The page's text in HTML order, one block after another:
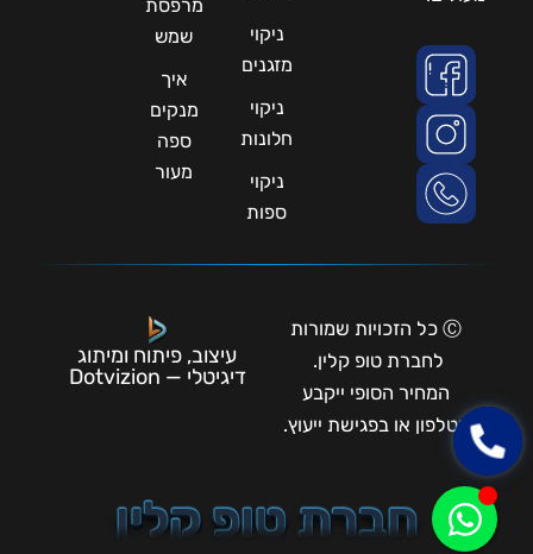
ניקוי
מזגנים
ניקוי
חלונות
ניקוי
ספות
מרפסת
שמש
איך
מנקים
ספה
מעור
Ⓒ כל הזכויות שמורות
לחברת טופ קלין.
המחיר הסופי ייקבע
בטלפון או בפגישת ייעוץ.
עיצוב, פיתוח ומיתוג
דיגיטלי — Dotvizion
חברת טופ קלין